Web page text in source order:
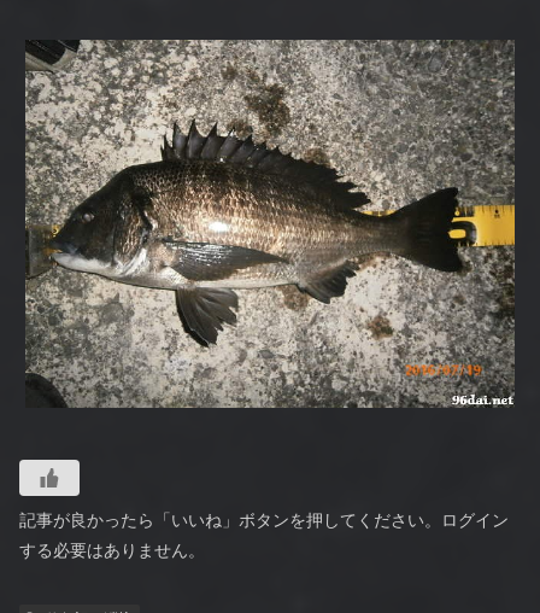
記事が良かったら「いいね」ボタンを押してください。ログイン
する必要はありません。